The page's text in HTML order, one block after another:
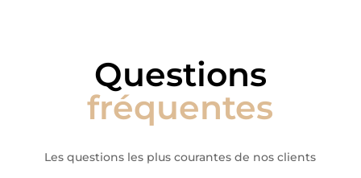
Questions
fréquentes
Les questions les plus courantes de nos clients